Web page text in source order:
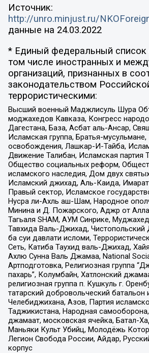
Источник:
http://unro.minjust.ru/
данные на 24.03.2022
* Единый федеральный список
том числе иностранных и
организаций, признанных в
законодательством
террористическими:
Высший военный Маджлисуль Шура
моджахедов Кавказа, Конгресс
Дагестана, База, Асбат аль-Ансар,
Исламская группа, Братья-
освобождения, Лашкар-И-Тайба,
Движение Талибан, Исламская партия
Общество социальных реформ,
исламского наследия, Дом двух
Исламский джихад, Аль-Каида,
Правый сектор, Исламское
Нусра ли-Ахль аш-Шам, Народное
Минина и Д. Пожарского, Аджр от
Тагьаля SHAM, АУМ Синрике,
Тавхида Валь-Джихад,
ба суи давлати исломи,
Сеть, Катиба Таухид валь-Джихад,
Ахлю Сунна Валь Джамаа, National
Артподготовка, Религиозная группа
пахарь”, Колумбайн, Хатлонский
религиозная группа п. Кушкуль г.
татарский добровольческий
Челебиджихана, Азов, Партия
Таджикистана, Народная
джамаат, московская ячейка, Батал-
Маньяки Культ Убийц, Молодёжь
Легион Свобода России, Айдар,
корпус